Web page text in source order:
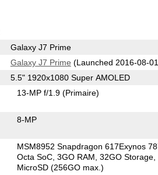
Galaxy J7 Prime
Galaxy J7 Prime (Launched 2016-08-
5.5" 1920x1080 Super AMOLED
13-MP f/1.9(Primaire)
8-MP
MSM8952 Snapdragon 617Exynos
Octa SoC 3GO RAM 32GO Storage
MicroSD (256GO max.)